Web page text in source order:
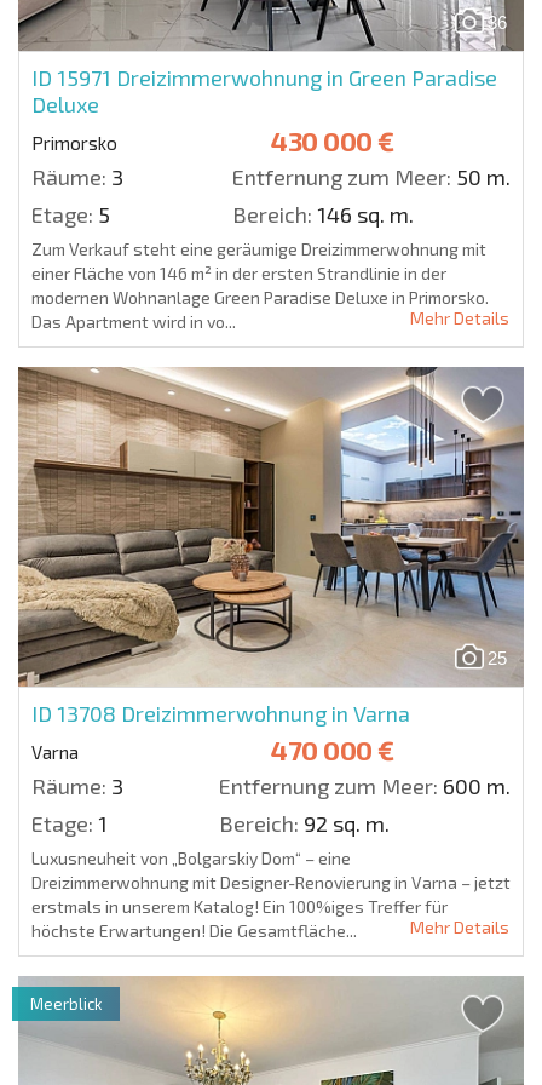
36
ID 15971 Dreizimmerwohnung in Green Paradise
Deluxe
Primorsko 430 000 €
Räume: 3 Entfernung zum Meer: 50 m.
Etage: 5 Bereich: 146 sq. m.
Zum Verkauf steht eine geräumige Dreizimmerwohnung mit
einer Fläche von 146 m² in der ersten Strandlinie in der
modernen Wohnanlage Green Paradise Deluxe in Primorsko.
Das Apartment wird in vo...
Mehr Details
25
ID 13708 Dreizimmerwohnung in Varna
Varna 470 000 €
Räume: 3 Entfernung zum Meer: 600 m.
Etage: 1 Bereich: 92 sq. m.
Luxusneuheit von „Bolgarskiy Dom“ – eine
Dreizimmerwohnung mit Designer-Renovierung in Varna – jetzt
erstmals in unserem Katalog! Ein 100%iges Treffer für
höchste Erwartungen! Die Gesamtfläche...
Mehr Details
Meerblick